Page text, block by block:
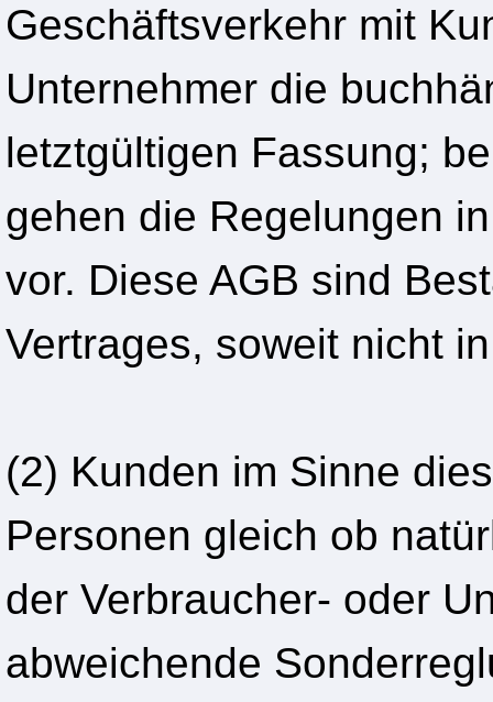
Geschäftsverkehr mit
Unternehmer die
letztgültigen Fassung;
gehen die Regelungen
vor. Diese AGB sind
Vertrages, soweit nicht
(2) Kunden im Sinne
Personen gleich ob
der Verbraucher- oder
abweichende